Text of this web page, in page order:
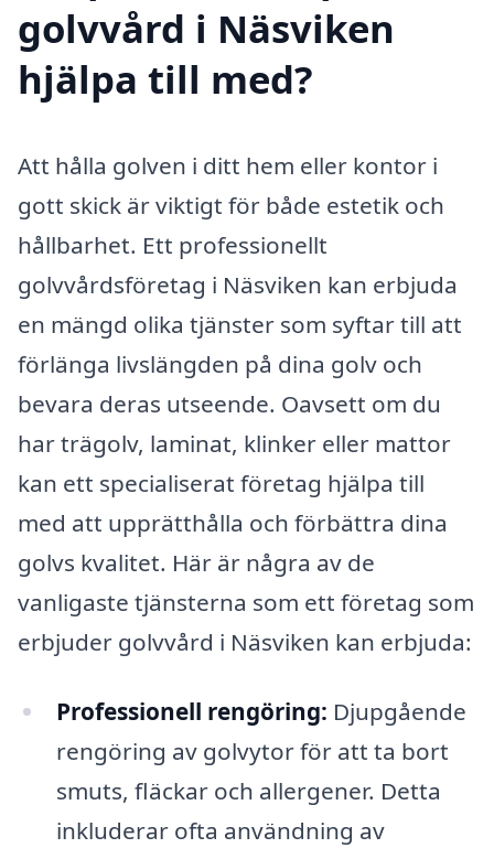
golvvård i Näsviken
hjälpa till med?
Att hålla golven i ditt hem eller kontor i
gott skick är viktigt för både estetik och
hållbarhet. Ett professionellt
golvvårdsföretag i Näsviken kan erbjuda
en mängd olika tjänster som syftar till att
förlänga livslängden på dina golv och
bevara deras utseende. Oavsett om du
har trägolv, laminat, klinker eller mattor
kan ett specialiserat företag hjälpa till
med att upprätthålla och förbättra dina
golvs kvalitet. Här är några av de
vanligaste tjänsterna som ett företag som
erbjuder golvvård i Näsviken kan erbjuda:
Professionell rengöring: Djupgående
rengöring av golvytor för att ta bort
smuts, fläckar och allergener. Detta
inkluderar ofta användning av